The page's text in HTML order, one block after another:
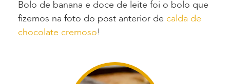
Bolo de banana e doce de leite foi o bolo que
fizemos na foto do post anterior de calda de
chocolate cremoso!